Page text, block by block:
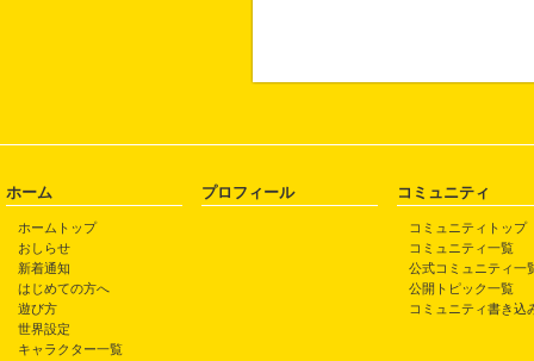
ホーム
ホームトップ
おしらせ
新着通知
はじめての方へ
遊び方
世界設定
キャラクター一覧
プロフィール コミュニティ
コミュニティトップ
コミュニティ一覧
公式コミュニティ一
公開トピック一覧
コミュニティ書き込